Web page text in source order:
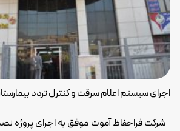
اجرای سیستم اعلام سرقت و کنترل تردد
شرکت فراحفاظ آموت موفق به اجرای پروژه